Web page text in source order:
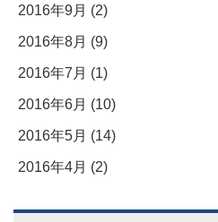
2016年9月 (2)
2016年8月 (9)
2016年7月 (1)
2016年6月 (10)
2016年5月 (14)
2016年4月 (2)